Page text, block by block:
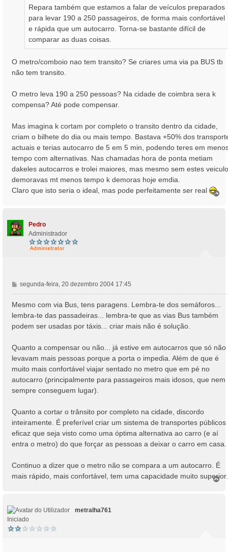
Repara também que estamos a falar de veículos preparados
para levar 190 a 250 passageiros, de forma mais confortável
e rápida que um autocarro. Torna-se bastante difícil de
comparar as duas coisas.
O metro/comboio nao tem transito? Se criares uma via pa BUS tb
não tem transito.
O metro leva 190 a 250 pessoas? Na cidade de coimbra sera k
compensa? Até pode compensar.
Mas imagina k cortam por completo o transito dentro da cidade,
criam o bilhete do dia ou mais tempo. Bastava +50% dos
actuais e terias autocarro de 5 em 5 min, podendo teres em
tempo com alternativas. Nas chamadas hora de ponta metiam
dakeles autocarros e trolei maiores, mas mesmo sem estes
demoravas mt menos tempo k demoras hoje emdia.
Claro que isto seria o ideal, mas pode perfeitamente ser real
Pedro
Administrador
M
e
n
g
m
segunda-feira, 20 dezembro 2004 17:45
Mesmo com via Bus, tens paragens. Lembra-te dos semáforos...
lembra-te das passadeiras... lembra-te que as vias Bus também
podem ser usadas por táxis... criar mais não é solução.
Quanto a compensar ou não... já estive em autocarros que só não
levavam mais pessoas porque a porta o impedia. Além de que é
muito mais confortável viajar sentado no metro que em pé no
autocarro (principalmente para passageiros mais idosos, que nem
sempre conseguem lugar).
Quanto a cortar o trânsito por completo na cidade, discordo
inteiramente. É preferível criar um sistema de transportes públicos
eficaz que seja visto como uma óptima alternativa ao carro (e aí
entra o metro) do que forçar as pessoas a deixar o carro em casa.
Continuo a dizer que o metro não se compara a um autocarro. É
mais rápido, mais confortável, tem uma capacidade muito
T
metralha761
Iniciado